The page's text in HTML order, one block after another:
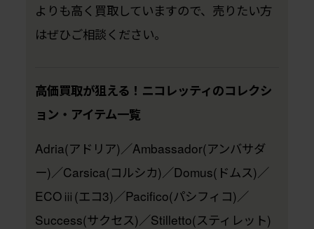
よりも高く買取していますので、売りたい方
はぜひご相談ください。
高価買取が狙える！ニコレッティのコレクシ
ョン・アイテム一覧
Adria(アドリア)／Ambassador(アンバサダ
ー)／Carsica(コルシカ)／Domus(ドムス)／
ECOⅲ(エコ3)／Pacifico(パシフィコ)／
Success(サクセス)／Stilletto(スティレット)